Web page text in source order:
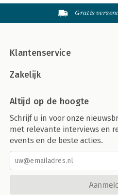
Gratis
Klantenservice
Zakelijk
Altijd op de hoogte
Schrijf u in voor onze
met relevante interviews en
events en de beste acties.